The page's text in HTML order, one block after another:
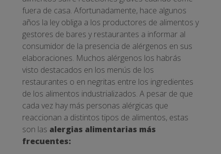
fuera de casa. Afortunadamente, hace algunos
años la ley obliga a los productores de alimentos y
gestores de bares y restaurantes a informar al
consumidor de la presencia de alérgenos en sus
elaboraciones. Muchos alérgenos los habrás
visto destacados en los menús de los
restaurantes o en negritas entre los ingredientes
de los alimentos industrializados. A pesar de que
cada vez hay más personas alérgicas que
reaccionan a distintos tipos de alimentos, estas
son las alergias alimentarias más
frecuentes: